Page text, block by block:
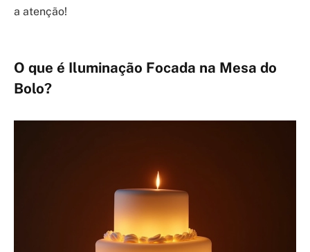
a atenção!
O que é Iluminação Focada na Mesa do
Bolo?